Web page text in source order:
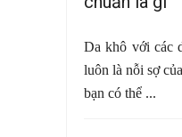
Da khô với các
luôn là nỗi sợ
bạn có thể ...